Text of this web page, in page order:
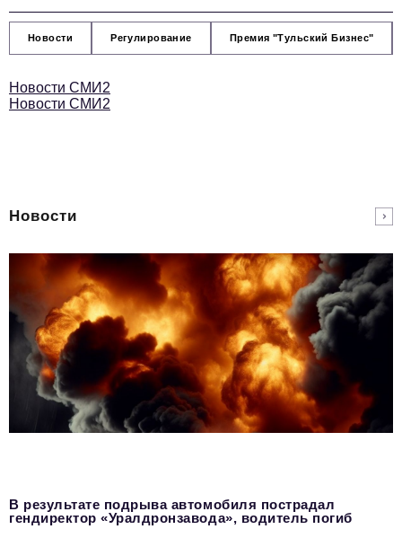
Новости Регулирование Премия "Тульский Бизнес"
Новости СМИ2
Новости СМИ2
Новости
В результате подрыва автомобиля пострадал
гендиректор «Уралдронзавода», водитель погиб